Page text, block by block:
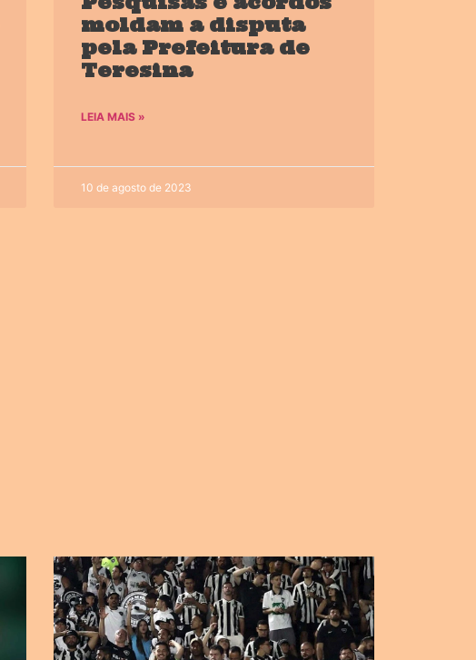
moldam a disputa
pela Prefeitura de
Teresina
LEIA MAIS »
10 de agosto de 2023